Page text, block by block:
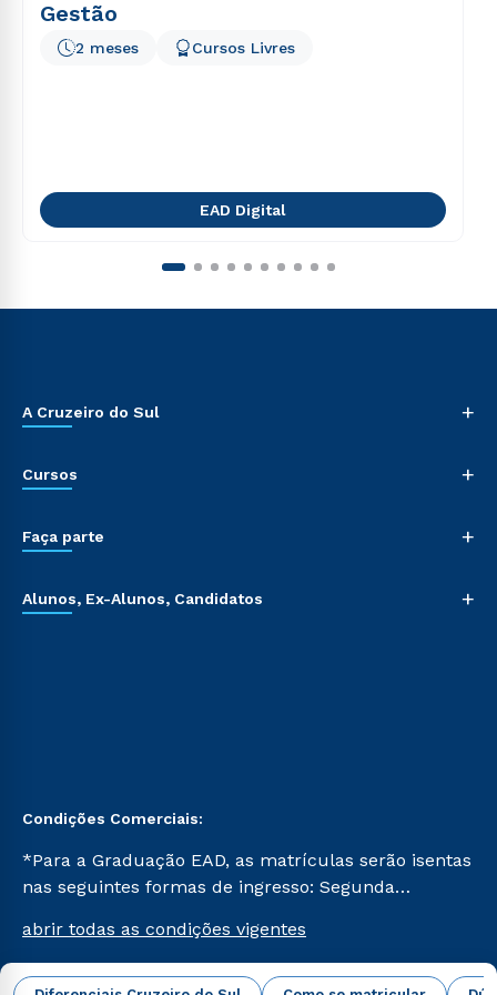
Gestão
2 meses Cursos Livres
EAD Digital
A Cruzeiro do Sul +
Cursos +
Faça parte +
Alunos, Ex-Alunos, Candidatos +
Condições Comerciais:
*Para a Graduação EAD, as matrículas serão isentas
nas seguintes formas de ingresso: Segunda
Já para as demais, a taxa de matrícula será de R$
49. *Para a Pós-graduação EAD, as ofertas
abrir todas as condições vigentes